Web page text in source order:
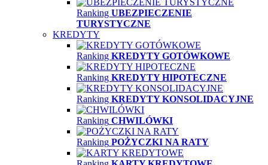
Ranking UBEZPIECZENIE
TURYSTYCZNE
KREDYTY
Ranking KREDYTY GOTÓWKOWE
Ranking KREDYTY HIPOTECZNE
Ranking KREDYTY KONSOLIDACYJNE
Ranking CHWILÓWKI
Ranking POŻYCZKI NA RATY